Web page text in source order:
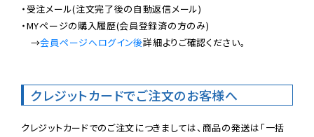
・受注メール(注文完了後の自動返信メール)
・MYページの購入履歴(会員登録済の方のみ)
→会員ページへログイン後詳細よりご確認ください。
クレジットカードでご注文のお客様へ
クレジットカードでのご注文につきましては、商品の発送は「一括